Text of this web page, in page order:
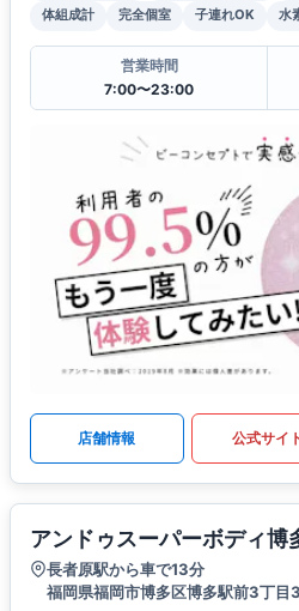
体組成計
完全個室 子連れOK 水
営業時間
7:00〜23:00
店舗情報 公式サイ
アンドゥスーパーボディ博
長者原駅から車で13分
福岡県福岡市博多区博多駅前3丁目